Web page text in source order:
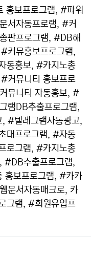
홍보프로그램, #파워
서자동프로램, #커
판프로그램, #DB해
커뮤홍보프로그램,
동홍보, #카지노총
커뮤니티 홍보프로
뮤니티 자동홍보, #
램DB추출프로그램,
#텔레그램자동광고,
대프로그램, #자동
로그램, #카지노총
#DB추출프로그램,
홍보프로그램, #카카
문서자동매크로, 카
그램, #회원유입프